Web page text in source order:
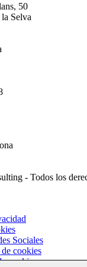
50
Selva
- Todos los
Sociales
cookies
cookies